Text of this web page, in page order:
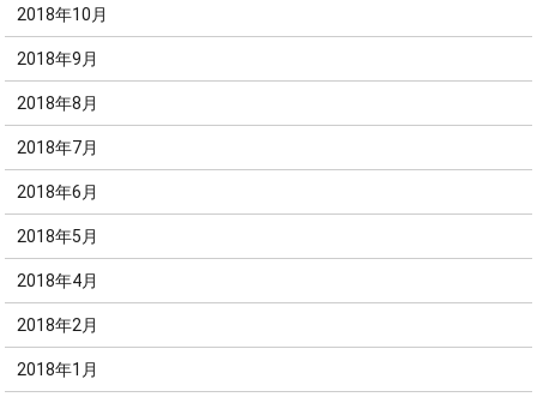
2018年10月
2018年9月
2018年8月
2018年7月
2018年6月
2018年5月
2018年4月
2018年2月
2018年1月